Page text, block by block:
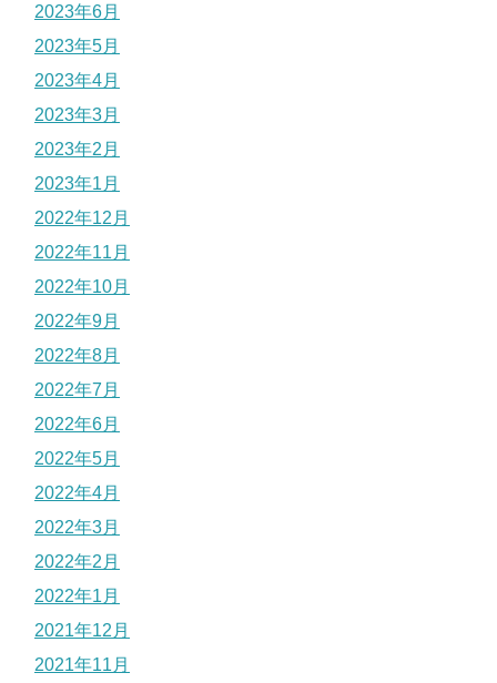
2023年6月
2023年5月
2023年4月
2023年3月
2023年2月
2023年1月
2022年12月
2022年11月
2022年10月
2022年9月
2022年8月
2022年7月
2022年6月
2022年5月
2022年4月
2022年3月
2022年2月
2022年1月
2021年12月
2021年11月